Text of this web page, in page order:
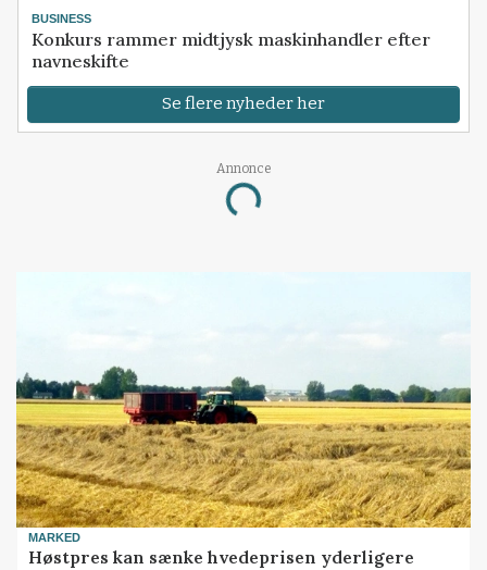
BUSINESS
Konkurs rammer midtjysk maskinhandler efter
navneskifte
Se flere nyheder her
Annonce
Loading...
MARKED
Høstpres kan sænke hvedeprisen yderligere